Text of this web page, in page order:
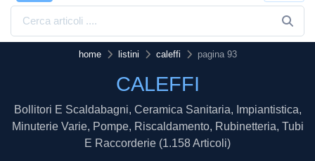
home listini caleffi pagina 93
CALEFFI
Bollitori E Scaldabagni, Ceramica Sanitaria, Impiantistica,
Minuterie Varie, Pompe, Riscaldamento, Rubinetteria, Tubi
E Raccorderie (1.158 Articoli)